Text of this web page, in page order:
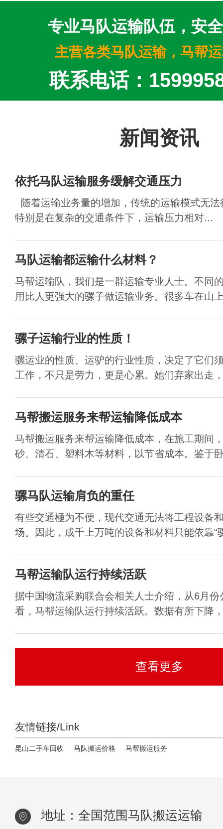
专业马队运输队伍，安
主营各类马队运输，马帮
联系电话：
新闻资讯
依托马队运输服务缓解交通压力
随着运输业务量的增加，传统的运输模式无
特别是在复杂的交通条件下，运输压力相对...
马队运输都运输什么材料？
马帮运输队，我们是一群运输专业人士。不同
用比人更强大的骡子做运输业务。很多车在山
骡子运输行业的性质！
骡运业的性质、运驴的行业性质，决定了它们
工作，不只是劳力，更是心累。她们弃家出走
马帮搬运服务来帮运输降低成本
马帮搬运服务来帮运输降低成本，在施工期间
砂、清石、塑料木等材料，以节省成本。鉴于
骡马队运输肩负的重任
有些交通極为不便，现代交通无法将工程设备
场。因此，成千上万吨的设备和材料只能依靠“
马帮运输队运行持续活跃
据中国物流采购联合会相关人士介绍，从6月
看，马帮运输队运行持续活跃。数据有所下降
查看更多
友情链接/Link
昆山二手车回收 马队搬运价格 马帮搬运服务
地址：全国范围马队搬运运输